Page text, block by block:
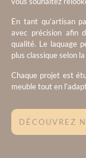
En tant qu’artisan
avec précision afin
qualité. Le laquage
plus classique selon
Chaque projet est
meuble tout en
DÉCOUVREZ